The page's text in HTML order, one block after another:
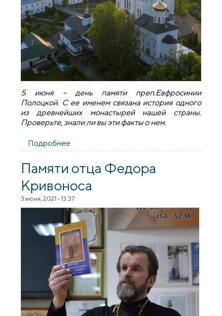
5 июня – день памяти преп.Евфросинии
Полоцкой. С ее именем связана история одного
из древнейших монастырей нашей страны.
Проверьте, знали ли вы эти факты о нем.
Подробнее
монастыре
Памяти отца Федора
Кривоноса
3 июня, 2021 - 13:37